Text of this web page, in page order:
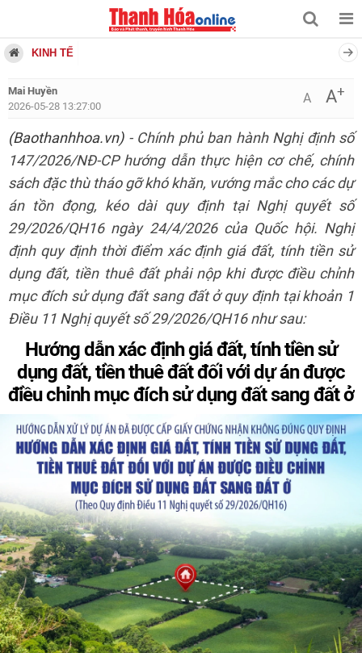
KINH TẾ
Mai Huyền
2026-05-28 13:27:00
A A+
(Baothanhhoa.vn)- Chính phủ ban hành Nghị định số
147/2026/NĐ-CP hướng dẫn thực hiện cơ chế, chính
sách đặc thù tháo gỡ khó khăn, vướng mắc cho các dự
án tồn đọng, kéo dài quy định tại Nghị quyết số
29/2026/QH16 ngày 24/4/2026 của Quốc hội. Nghị
định quy định thời điểm xác định giá đất, tính tiền sử
dụng đất, tiền thuê đất phải nộp khi được điều chỉnh
mục đích sử dụng đất sang đất ở quy định tại khoản 1
Điều 11 Nghị quyết số 29/2026/QH16 như sau:
Hướng dẫn xác định giá đất, tính tiền sử
dụng đất, tiền thuê đất đối với dự án được
điều chỉnh mục đích sử dụng đất sang đất ở